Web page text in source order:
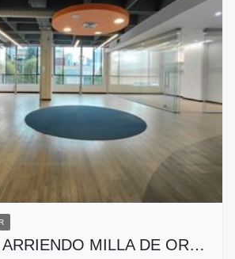
ARRIENDO MILLA DE OR…